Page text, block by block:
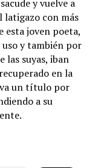
y vuelve a
latigazo con más
esta joven poeta,
y también por
las suyas, iban
en la
un título por
a su